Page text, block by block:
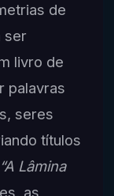
de
ser
livro de
palavras
seres
títulos
“A Lâmina
as